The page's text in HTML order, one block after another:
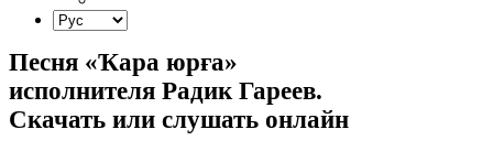
Песня «Ҡара юрға»
исполнителя Радик Гареев.
Скачать или слушать онлайн